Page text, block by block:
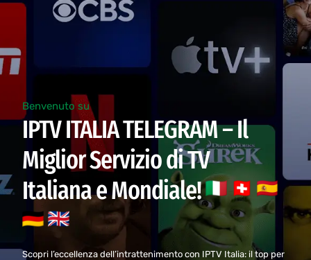
Benvenuto su
IPTV ITALIA TELEGRAM – Il
Miglior Servizio di TV
Italiana e Mondiale!
Scopri l’eccellenza dell’intrattenimento con IPTV Italia: il top per